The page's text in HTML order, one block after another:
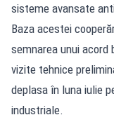
sisteme avansate
Baza acestei
semnarea unui
vizite tehnice
deplasa în luna iulie
industriale.